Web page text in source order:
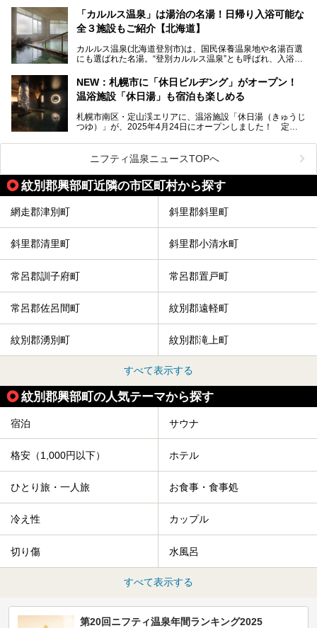
「川島旅館」は、豊富温泉の開湯当初から営業する老舗旅
館。とりわけ温泉の良さと名物のバター料理に定評があり、
の温泉や料理をはじめ、パブリックスペース・客室など宿の
全貌を徹底的にご紹介します！
「カルルス温泉」は湯治の名湯！日帰り入浴可能な
全３施設もご紹介【北海道】
カルルス温泉(北海道登別市)は、国民保養温泉地や名湯百選
にも選ばれた名湯。“登別カルルス温泉”とも呼ばれ、入浴剤
豊かな登別温泉とは対照的な存在で、今も湯治場的な要素が
残る閑静な温泉地です。
地体験し、カルルス温泉をご紹介。温泉地の概要や泉質解説
をはじめ、日帰り入浴可能な全３施設の紹介・周辺観光・ア
NEW：札幌市に「休日ビルヂング」がオープン！
温浴施設「休日湯」も宿泊も楽しめる
札幌市南区・定山渓エリアに、温浴施設「休日湯（きゅうじ
つゆ）」が、2025年4月24日にオープンしました！ 定山
この施設は、温泉・サウナの「休日湯」・ラウンジの「THE
LOUNGE DAYOF」・グルメ「休日洋麺店」・ホテル「エク
スクラメーションホテル」で構成された、まさに大人の癒し
空間。
今回は、そんな「休日ビルヂング」の魅力を5つのポイント
ニフティ温泉ニュースTOPへ
紋別郡興部町近隣の市区町村から探す
網走郡津別町 斜里郡斜里町
斜里郡清里町 斜里郡小清水町
常呂郡訓子府町 常呂郡置戸町
常呂郡佐呂間町 紋別郡遠軽町
紋別郡湧別町 紋別郡滝上町
すべて表示する
紋別郡興部町の人気テーマから探す
宿泊 サウナ
格安（1,000円以下） ホテル
ひとり旅・一人旅 お食事・食事処
冷え性 カップル
切り傷 水風呂
すべて表示する
第20回ニフティ温泉年間ランキング2025